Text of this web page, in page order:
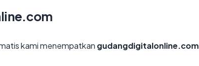
kami menempatkan gudangdigitalonline.com